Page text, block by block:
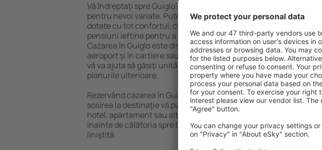
Vă ȋndreptaţi spre Guiglo? Găsiți cazare pentru fiecare buget şi
pentru nevoi variate. Puteți beneficia de proprietăți spațioase,
dotate cu tot confortul, cu numeroase facilități, precum și de
pensiuni ieftine pentru a sta câteva zile în timpul unui city break.
Cazarea în Guiglo este disponibilă în centrul orașului, lângă
aeroport și în cartiere sau regiuni mai puțin populare. Acest lucru
vă va ajuta să găsiţi unităţi de cazare în funcție de nevoi și de
planurile ulterioare.
Rezervând cazarea în Guiglo mai devreme, aveți garanţia că după
sosirea la destinație vă puteţi relaxa, fără a fi nevoie să căutaţi un
hotel, apartament sau altă unitate de cazare. Rezervaţi cazarea
înainte de călătoria spre Guiglo și vă veţi bucura de o călătorie
liniştită.